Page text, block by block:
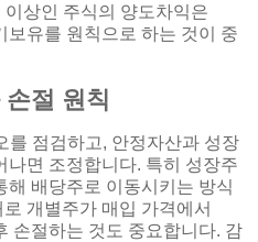
상인 주식의 양도차익은
보유를 원칙으로 하는 것이 중
절 원칙
를 점검하고, 안정자산과 성장
나면 조정합니다. 특히 성장주
해 배당주로 이동시키는 방식
개별주가 매입 가격에서
손절하는 것도 중요합니다. 감